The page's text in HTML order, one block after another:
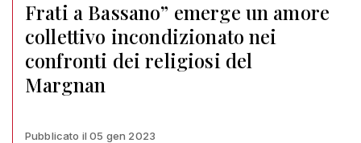
Frati a Bassano” emerge un amore
collettivo incondizionato nei
confronti dei religiosi del
Margnan
Pubblicato il 05 gen 2023